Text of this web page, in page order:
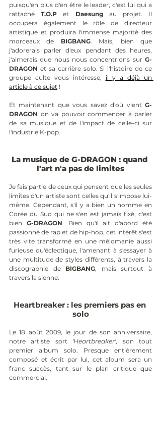
puisqu'en plus d'en être le leader, c'est lui qui a
rattaché T.O.P et Daesung au projet. Il
occupera également le rôle de directeur
artistique et produira l'immense majorité des
morceaux de BIGBANG. Mais, bien que
j'adorerais parler d'eux pendant des heures,
j'aimerais que nous nous concentrions sur G-
DRAGON et sa carrière solo. Si l'histoire de ce
groupe culte vous intéresse, il y a déjà un
article à ce sujet !
Et maintenant que vous savez d'où vient G-
DRAGON on va pouvoir commencer à parler
de sa musique et de l'impact de celle-ci sur
l'industrie K-pop.
La musique de G-DRAGON : quand
l'art n'a pas de limites
Je fais partie de ceux qui pensent que les seules
limites d'un artiste sont celles qu'il s'impose lui-
même. Cependant, s'il y a bien un homme en
Corée du Sud qui ne s'en est jamais fixé, c'est
bien G-DRAGON. Bien qu'il ait d'abord été
passionné de rap et de hip-hop, cet intérêt s'est
très vite transformé en une mélomanie aussi
furieuse qu'éclectique, l'amenant à s'essayer à
une multitude de styles différents, à travers la
discographie de BIGBANG, mais surtout à
travers la sienne.
Heartbreaker : les premiers pas en
solo
Le 18 août 2009, le jour de son anniversaire,
notre artiste sort 'Heartbreaker', son tout
premier album solo. Presque entièrement
composé et écrit par lui, cet album sera un
franc succès, tant sur le plan critique que
commercial.